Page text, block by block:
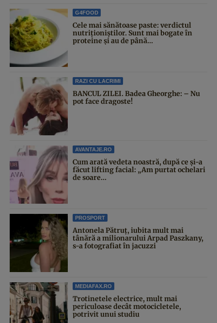
G4FOOD
Cele mai sănătoase paste: verdictul
nutriționiștilor. Sunt mai bogate în
proteine și au de până...
RAZI CU LACRIMI
BANCUL ZILEI. Badea Gheorghe: – Nu
pot face dragoste!
AVANTAJE.RO
Cum arată vedeta noastră, după ce și-a
făcut lifting facial: „Am purtat ochelari
de soare...
PROSPORT
Antonela Pătruț, iubita mult mai
tânără a milionarului Arpad Paszkany,
s-a fotografiat în jacuzzi
MEDIAFAX.RO
Trotinetele electrice, mult mai
periculoase decât motocicletele,
potrivit unui studiu